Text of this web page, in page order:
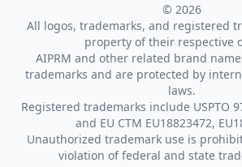
© 2026
All logos, trademarks, and registered
property of their respective
AIPRM and other related brand
trademarks and are protected by
laws.
Registered trademarks include USPTO
and EU CTM EU18823472,
Unauthorized trademark use is
violation of federal and state